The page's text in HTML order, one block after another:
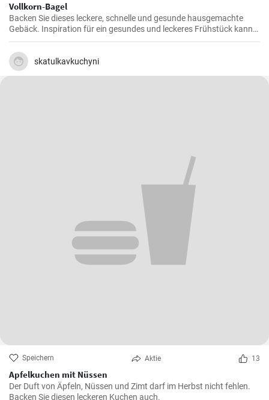
Vollkorn-Bagel
Backen Sie dieses leckere, schnelle und gesunde hausgemachte
Gebäck. Inspiration für ein gesundes und leckeres Frühstück kann
man nie genug haben.
skatulkavkuchyni
Speichern Aktie 13
Apfelkuchen mit Nüssen
Der Duft von Äpfeln, Nüssen und Zimt darf im Herbst nicht fehlen.
Backen Sie diesen leckeren Kuchen auch.